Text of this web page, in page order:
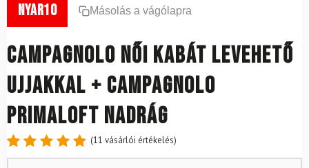
nyar10 Másolás a vágólapra
CAMPAGNOLO női kabát levehető
ujjakkal + Campagnolo
PrimaLoft nadrág
Értékelés
11
(11 vásárlói értékelés)